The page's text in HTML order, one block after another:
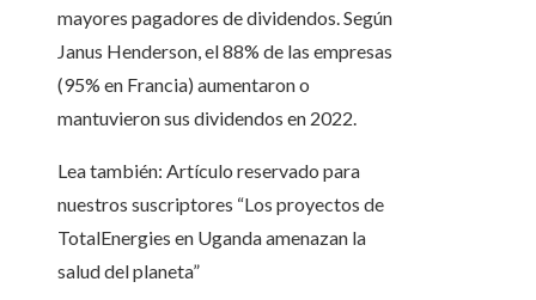
mayores pagadores de dividendos. Según
Janus Henderson, el 88% de las empresas
(95% en Francia) aumentaron o
mantuvieron sus dividendos en 2022.
Lea también: Artículo reservado para
nuestros suscriptores “Los proyectos de
TotalEnergies en Uganda amenazan la
salud del planeta”